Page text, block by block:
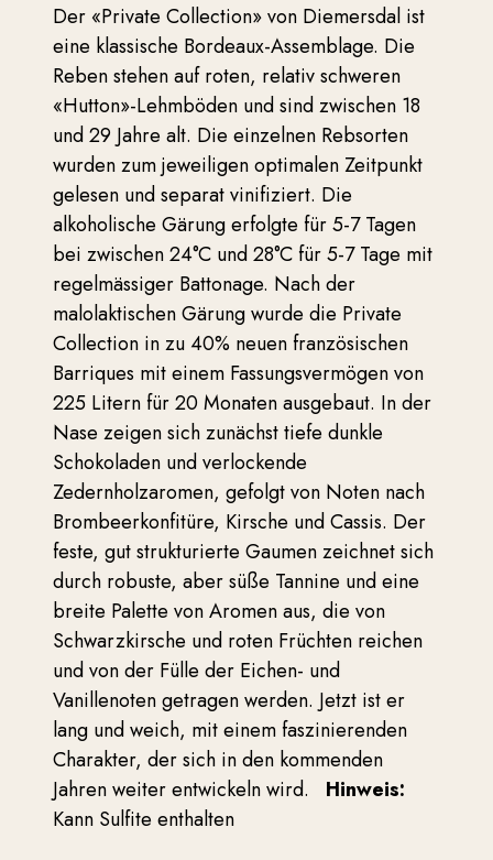
Der «Private Collection» von Diemersdal ist
eine klassische Bordeaux-Assemblage. Die
Reben stehen auf roten, relativ schweren
«Hutton»-Lehmböden und sind zwischen 18
und 29 Jahre alt. Die einzelnen Rebsorten
wurden zum jeweiligen optimalen Zeitpunkt
gelesen und separat vinifiziert. Die
alkoholische Gärung erfolgte für 5-7 Tagen
bei zwischen 24°C und 28°C für 5-7 Tage mit
regelmässiger Battonage. Nach der
malolaktischen Gärung wurde die Private
Collection in zu 40% neuen französischen
Barriques mit einem Fassungsvermögen von
225 Litern für 20 Monaten ausgebaut. In der
Nase zeigen sich zunächst tiefe dunkle
Schokoladen und verlockende
Zedernholzaromen, gefolgt von Noten nach
Brombeerkonfitüre, Kirsche und Cassis. Der
feste, gut strukturierte Gaumen zeichnet sich
durch robuste, aber süße Tannine und eine
breite Palette von Aromen aus, die von
Schwarzkirsche und roten Früchten reichen
und von der Fülle der Eichen- und
Vanillenoten getragen werden. Jetzt ist er
lang und weich, mit einem faszinierenden
Charakter, der sich in den kommenden
Jahren weiter entwickeln wird. Hinweis:
Kann Sulfite enthalten